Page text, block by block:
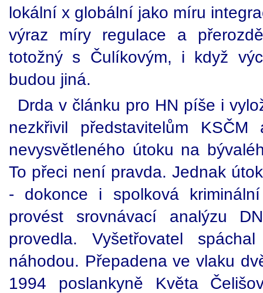
lokální x globální jako míru
výraz míry regulace a
totožný s Čulíkovým, i když
budou jiná.
Drda v článku pro HN píše i
nezkřivil představitelům
nevysvětleného útoku na
To přeci není pravda. Jednak
- dokonce i spolková
provést srovnávací analýzu
provedla. Vyšetřovatel
náhodou. Přepadena ve vlaku
1994 poslankyně Květa